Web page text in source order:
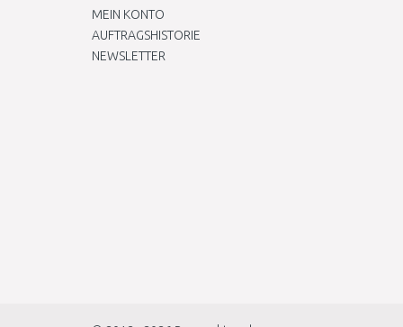
MEIN KONTO
AUFTRAGSHISTORIE
NEWSLETTER